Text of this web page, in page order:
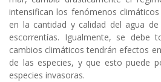
intensifican los fenómenos
en la cantidad y calidad del agua
escorrentías. Igualmente, se debe
cambios climáticos tendrán efectos
de las especies, y que esto puede
especies invasoras.